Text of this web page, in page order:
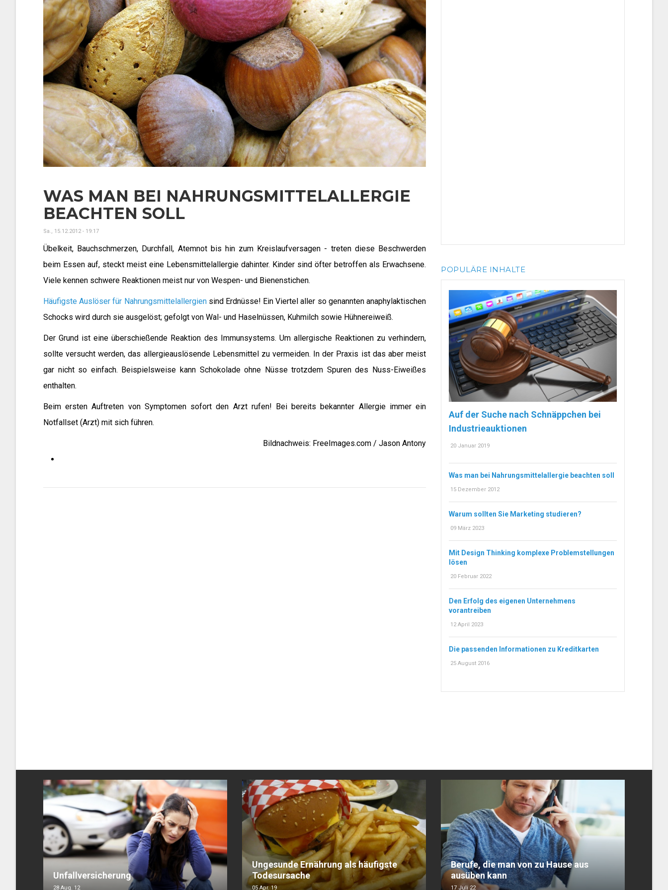
WAS MAN BEI NAHRUNGSMITTELALLERGIE
BEACHTEN SOLL
Sa., 15.12.2012 - 19:17
Übelkeit, Bauchschmerzen, Durchfall, Atemnot bis hin zum Kreislaufversagen - treten diese Beschwerden
beim Essen auf, steckt meist eine Lebensmittelallergie dahinter. Kinder sind öfter betroffen als Erwachsene.
Viele kennen schwere Reaktionen meist nur von Wespen- und Bienenstichen.
Häufigste Auslöser für Nahrungsmittelallergiensind Erdnüsse! Ein Viertel aller so genannten anaphylaktischen
Schocks wird durch sie ausgelöst; gefolgt von Wal- und Haselnüssen, Kuhmilch sowie Hühnereiweiß.
Der Grund ist eine überschießende Reaktion des Immunsystems. Um allergische Reaktionen zu verhindern,
sollte versucht werden, das allergieauslösende Lebensmittel zu vermeiden. In der Praxis ist das aber meist
gar nicht so einfach. Beispielsweise kann Schokolade ohne Nüsse trotzdem Spuren des Nuss-Eiweißes
enthalten.
Beim ersten Auftreten von Symptomen sofort den Arzt rufen! Bei bereits bekannter Allergie immer ein
Notfallset (Arzt) mit sich führen.
Bildnachweis: FreeImages.com / Jason Antony
POPULÄRE INHALTE
Auf der Suche nach Schnäppchen bei
Industrieauktionen
20 Januar 2019
Was man bei Nahrungsmittelallergie beachten soll
15 Dezember 2012
Warum sollten Sie Marketing studieren?
09 März 2023
Mit Design Thinking komplexe Problemstellungen
lösen
20 Februar 2022
Den Erfolg des eigenen Unternehmens
vorantreiben
12 April 2023
Die passenden Informationen zu Kreditkarten
25 August 2016
Unfallversicherung
28 Aug. 12
Ungesunde Ernährung als häufigste
Todesursache
05 Apr. 19
Berufe, die man von zu Hause aus
ausüben kann
17 Juli 22